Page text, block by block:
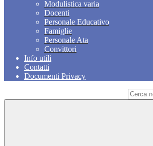
Modulistica varia
Docenti
Personale Educativo
Famiglie
Personale Ata
Convittori
Info utili
Contatti
Documenti Privacy